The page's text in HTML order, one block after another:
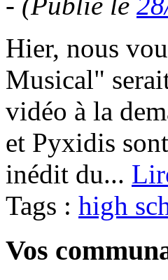
Hier, nous
Musical"
vidéo à la
et Pyxidis
inédit du...
Tags : high
Vos